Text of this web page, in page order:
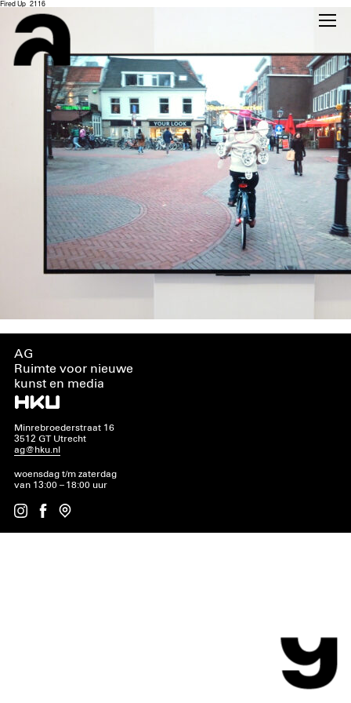
Fired Up_2116
AG
Ruimte voor nieuwe
kunst en media
Minrebroederstraat 16
3512 GT Utrecht
ag@hku.nl
woensdag t/m zaterdag
van 13:00 – 18:00 uur